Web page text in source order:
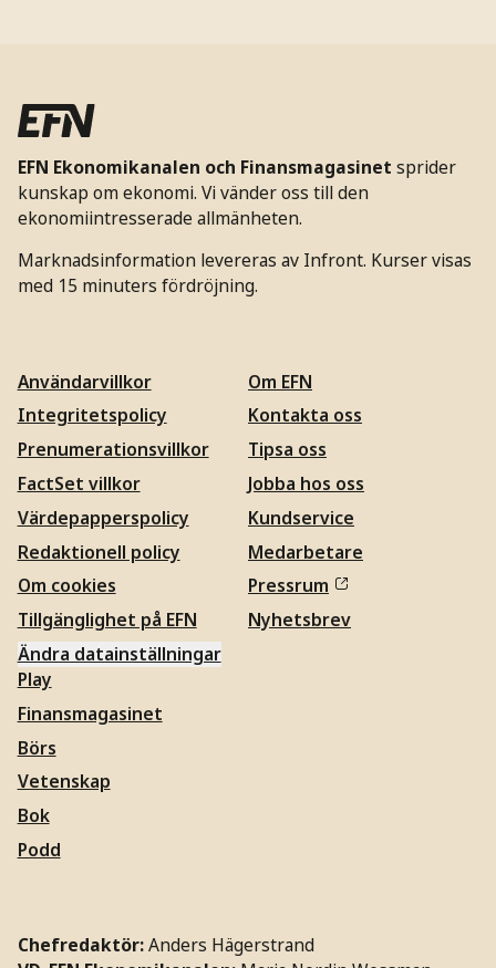
EFN Ekonomikanalen och Finansmagasinet sprider
kunskap om ekonomi. Vi vänder oss till den
ekonomiintresserade allmänheten.
Marknadsinformation levereras av Infront. Kurser visas
med 15 minuters fördröjning.
Användarvillkor
Integritetspolicy
Prenumerationsvillkor
FactSet villkor
Värdepapperspolicy
Redaktionell policy
Om cookies
Tillgänglighet på EFN
Ändra datainställningar
Om EFN
Kontakta oss
Tipsa oss
Jobba hos oss
Kundservice
Medarbetare
Pressrum
Nyhetsbrev
Play
Finansmagasinet
Börs
Vetenskap
Bok
Podd
Chefredaktör:Anders Hägerstrand